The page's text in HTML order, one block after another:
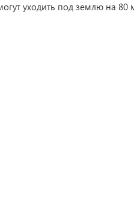
уходить под землю на 80